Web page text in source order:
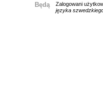
Będą Zalogowani
języka